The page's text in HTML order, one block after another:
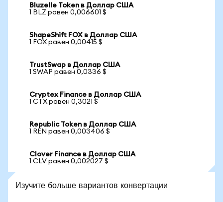
Bluzelle Token в Доллар США
1 BLZ равен 0,006601 $
ShapeShift FOX в Доллар США
1 FOX равен 0,00415 $
TrustSwap в Доллар США
1 SWAP равен 0,0336 $
Cryptex Finance в Доллар США
1 CTX равен 0,3021 $
Republic Token в Доллар США
1 REN равен 0,003406 $
Clover Finance в Доллар США
1 CLV равен 0,002027 $
Изучите больше вариантов конвертации